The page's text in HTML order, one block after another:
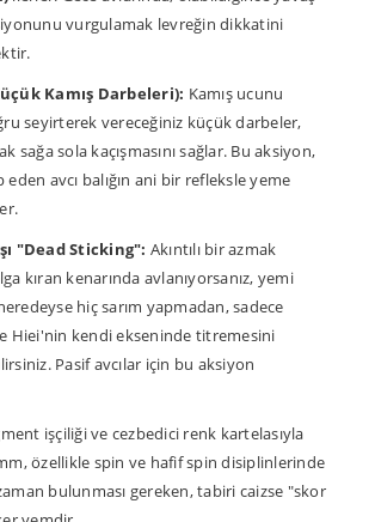
vurgulamak levreğin dikkatini
Kamış Darbeleri): Kamış ucunu
seyirterek vereceğiniz küçük darbeler,
sağa sola kaçışmasını sağlar. Bu aksiyon,
avcı balığın ani bir refleksle yeme
"Dead Sticking": Akıntılı bir azmak
kıran kenarında avlanıyorsanız, yemi
hiç sarım yapmadan, sadece
Hiei'nin kendi ekseninde titremesini
Pasif avcılar için bu aksiyon
işçiliği ve cezbedici renk kartelasıyla
özellikle spin ve hafif spin disiplinlerinde
bulunması gereken, tabiri caizse "skor